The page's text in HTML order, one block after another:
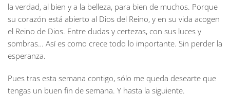
la verdad, al bien y a la belleza, para bien de muchos. Porque
su corazón está abierto al Dios del Reino, y en su vida acogen
el Reino de Dios. Entre dudas y certezas, con sus luces y
sombras… Así es como crece todo lo importante. Sin perder la
esperanza.
Pues tras esta semana contigo, sólo me queda desearte que
tengas un buen fin de semana. Y hasta la siguiente.